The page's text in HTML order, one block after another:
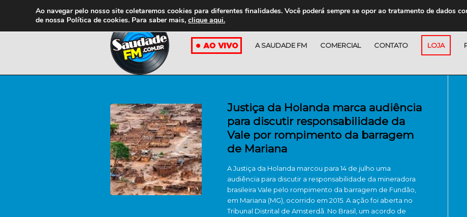
A SAUDADE FM COMERCIAL CONTATO LOJA
Justiça da Holanda marca audiência
para discutir responsabilidade da
Vale por rompimento da barragem
de Mariana
A Justiça da Holanda marcou para 14 de julho uma
audiência para discutir a responsabilidade da mineradora
brasileira Vale pelo rompimento da barragem de Fundão,
em Mariana (MG), ocorrido em 2015. A ação foi aberta no
Tribunal Distrital de Amsterdã. No Brasil, um acordo de
Ao navegar pelo nosso site coletaremos cookies para diferentes finalidades. Você poderá sempre se opor ao tratamento de dados
de nossa Política de cookies. Para saber mais, clique aqui.